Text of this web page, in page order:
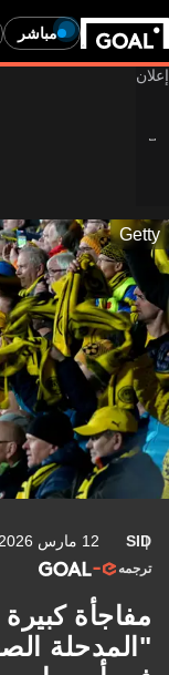
مباشر
Getty
SID 12 مارس 2026 ٠٤:١٦-04:00
ترجمه
مفاجأة
"المدحلة